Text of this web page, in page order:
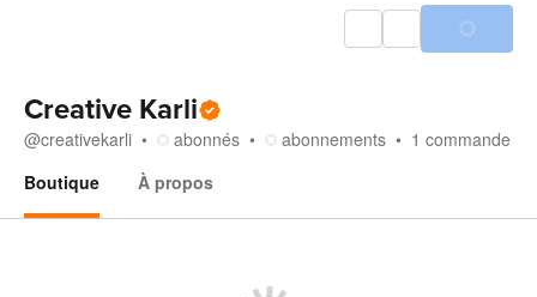
Creative Karli
@creativekarli abonnés abonnements 1 commande
Boutique
À propos